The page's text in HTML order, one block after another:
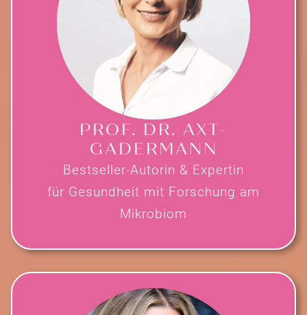
PROF. DR. AXT-
GADERMANN
Bestseller-Autorin & Expertin
für Gesundheit mit Forschung am
Mikrobiom